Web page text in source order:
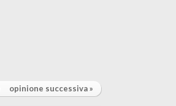
opinione successiva »